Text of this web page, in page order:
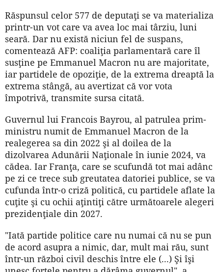
Răspunsul celor 577 de deputaţi se va materializa
printr-un vot care va avea loc mai târziu, luni
seară. Dar nu există niciun fel de suspans,
comentează AFP: coaliţia parlamentară care îl
susţine pe Emmanuel Macron nu are majoritate,
iar partidele de opoziţie, de la extrema dreaptă la
extrema stângă, au avertizat că vor vota
împotrivă, transmite sursa citată.
Guvernul lui Francois Bayrou, al patrulea prim-
ministru numit de Emmanuel Macron de la
realegerea sa din 2022 şi al doilea de la
dizolvarea Adunării Naţionale în iunie 2024, va
cădea. Iar Franţa, care se scufundă tot mai adânc
pe zi ce trece sub greutatea datoriei publice, se va
cufunda într-o criză politică, cu partidele aflate la
cuţite şi cu ochii aţintiţi către următoarele alegeri
prezidenţiale din 2027.
"Iată partide politice care nu numai că nu se pun
de acord asupra a nimic, dar, mult mai rău, sunt
într-un război civil deschis între ele (...) Şi îşi